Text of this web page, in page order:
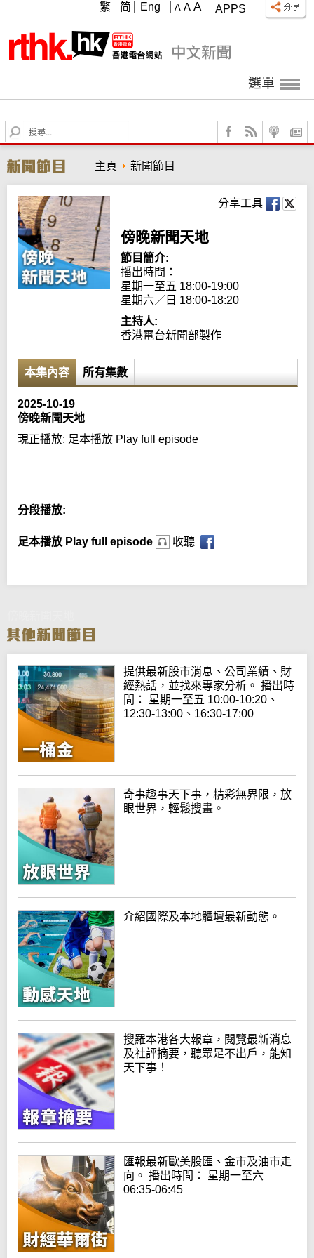
APPS
A A A
繁 简 Eng
選單
S
e
r
c
h
主頁 新聞節目
分享工具
傍晚新聞天地
節目簡介:
播出時間：
星期一至五 18:00-19:00
星期六／日 18:00-18:20
主持人:
香港電台新聞部製作
本集內容 所有集數
2025-10-19
傍晚新聞天地
現正播放: 足本播放 Play full episode
分段播放:
足本播放 Play full episode 收聽
提供最新股市消息、公司業績、財
經熱話，並找來專家分析。 播出時
間： 星期一至五 10:00-10:20、
12:30-13:00、16:30-17:00
奇事趣事天下事，精彩無界限，放
眼世界，輕鬆搜畫。
介紹國際及本地體壇最新動態。
搜羅本港各大報章，閱覽最新消息
及社評摘要，聽眾足不出戶，能知
天下事！
匯報最新歐美股匯、金市及油市走
向。 播出時間： 星期一至六
06:35-06:45